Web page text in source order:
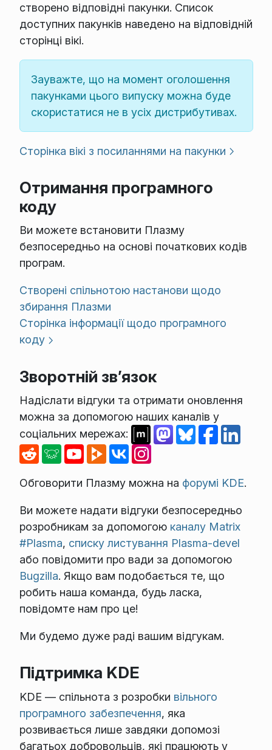
створено відповідні пакунки. Список
доступних пакунків наведено на відповідній
сторінці вікі.
Зауважте, що на момент оголошення
пакунками цього випуску можна буде
скористатися не в усіх дистрибутивах.
Сторінка вікі з посиланнями на пакунки
Отримання програмного
коду
Ви можете встановити Плазму
безпосередньо на основі початкових кодів
програм.
Створені спільнотою настанови щодо
збирання Плазми
Сторінка інформації щодо програмного
коду
Зворотній зв’язок
Надіслати відгуки та отримати оновлення
можна за допомогою наших каналів у
соціальних мережах:
Обговорити Плазму можна на форумі KDE.
Ви можете надати відгуки безпосередньо
розробникам за допомогою каналу Matrix
#Plasma, списку листування Plasma-devel
або повідомити про вади за допомогою
Bugzilla. Якщо вам подобається те, що
робить наша команда, будь ласка,
повідомте нам про це!
Ми будемо дуже раді вашим відгукам.
Підтримка KDE
KDE — спільнота з розробки вільного
програмного забезпечення, яка
розвивається лише завдяки допомозі
багатьох добровольців, які працюють у